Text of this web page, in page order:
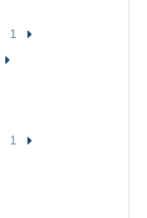
1
1